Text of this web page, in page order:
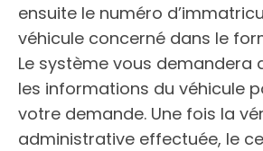
ensuite le numéro
véhicule concerné dans le
Le système vous demandera
les informations du véhicule
votre demande. Une fois la
administrative effectuée, le